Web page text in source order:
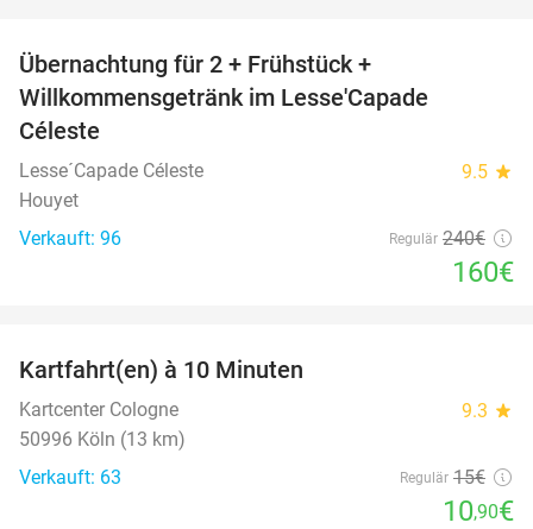
Übernachtung für 2 + Frühstück +
Willkommensgetränk im Lesse'Capade
Céleste
Lesse´Capade Céleste 9.5 star
Houyet
Verkauft: 96
Regulär 240€
160€
Kartfahrt(en) à 10 Minuten
Kartcenter Cologne 9.3 star
50996 Köln (13 km)
Verkauft: 63
Regulär 15€
10,90€